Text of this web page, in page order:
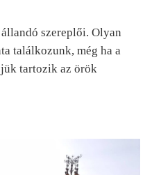
szereplői. Olyan
találkozunk, még ha a
tartozik az örök